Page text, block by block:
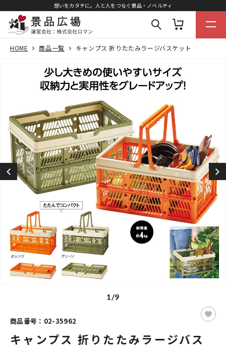
想いをカタチに。人と人をつなぐ景品・ノベルティ
HOME 商品一覧 キャンプス 折りたたみラージバスケット
1/9
商品番号：02-35962
キャンプス 折りたたみラージバス